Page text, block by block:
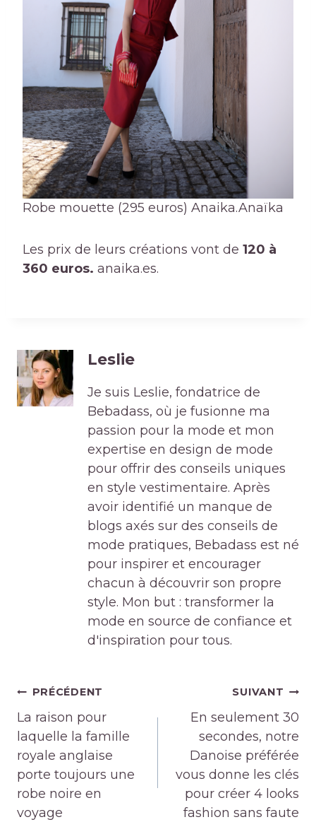
Robe mouette (295 euros) Anaika.Anaïka
Les prix de leurs créations vont de 120 à
360 euros. anaika.es.
Leslie
Je suis Leslie, fondatrice de
Bebadass, où je fusionne ma
passion pour la mode et mon
expertise en design de mode
pour offrir des conseils uniques
en style vestimentaire. Après
avoir identifié un manque de
blogs axés sur des conseils de
mode pratiques, Bebadass est né
pour inspirer et encourager
chacun à découvrir son propre
style. Mon but : transformer la
mode en source de confiance et
d'inspiration pour tous.
Navigation
de
l’article
PRÉCÉDENT
La raison pour
laquelle la famille
royale anglaise
porte toujours une
robe noire en
voyage
SUIVANT
En seulement 30
secondes, notre
Danoise préférée
vous donne les clés
pour créer 4 looks
fashion sans faute